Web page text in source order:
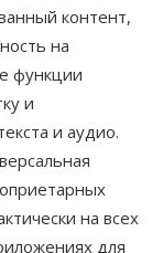
контент,
на
функции
и
и аудио.
на всех
для